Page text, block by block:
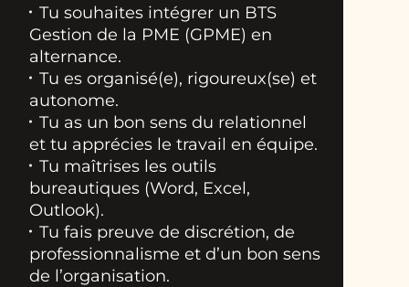
Tu souhaites intégrer un BTS
Gestion de la PME (GPME) en
alternance.
Tu es organisé(e), rigoureux(se) et
autonome.
Tu as un bon sens du relationnel
et tu apprécies le travail en équipe.
Tu maîtrises les outils
bureautiques (Word, Excel,
Outlook).
Tu fais preuve de discrétion, de
professionnalisme et d’un bon sens
de l’organisation.